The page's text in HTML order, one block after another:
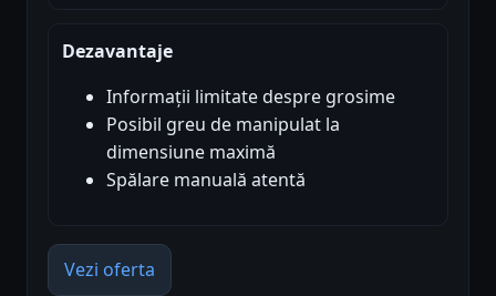
Dezavantaje
Informații limitate despre grosime
Posibil greu de manipulat la
dimensiune maximă
Spălare manuală atentă
Vezi oferta